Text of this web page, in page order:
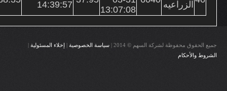
الزراعيه
13:07:08
14:39:57
جميع الحقوق محفوظة لشركة السهم © 2014 | سياسة الخصوصية | إخلاء المسئولية |
الشروط والأحكام